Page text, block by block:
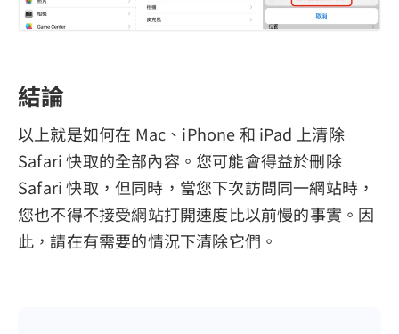
結論
以上就是如何在 Mac、iPhone 和 iPad 上清除
Safari 快取的全部內容。您可能會得益於刪除
Safari 快取，但同時，當您下次訪問同一網站時，
您也不得不接受網站打開速度比以前慢的事實。因
此，請在有需要的情況下清除它們。